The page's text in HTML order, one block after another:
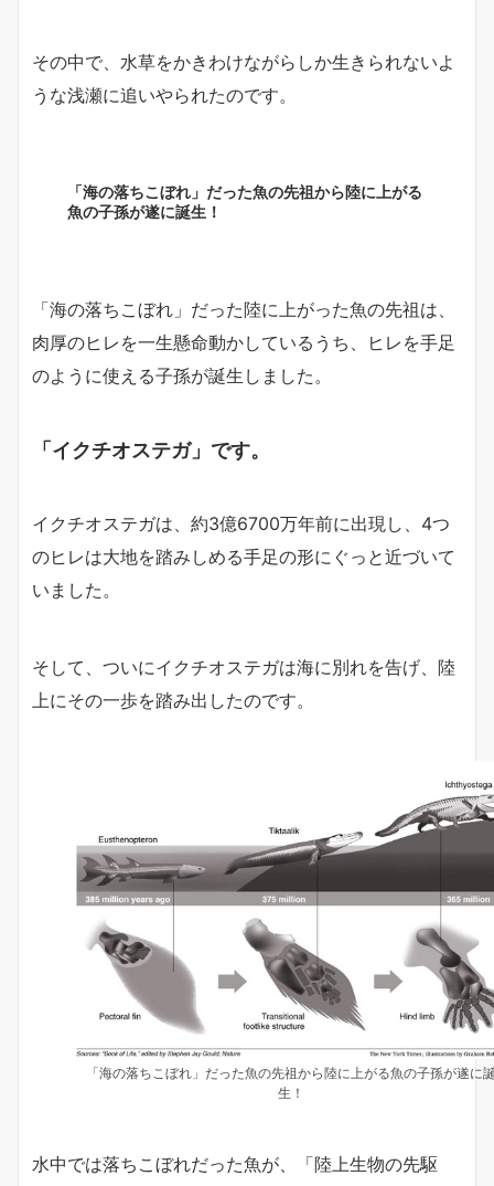
その中で、水草をかきわけながらしか生きられないよ
うな浅瀬に追いやられたのです。
「海の落ちこぼれ」だった魚の先祖から陸に上がる
魚の子孫が遂に誕生！
「海の落ちこぼれ」だった陸に上がった魚の先祖は、
肉厚のヒレを一生懸命動かしているうち、ヒレを手足
のように使える子孫が誕生しました。
「イクチオステガ」です。
イクチオステガは、約3億6700万年前に出現し、4つ
のヒレは大地を踏みしめる手足の形にぐっと近づいて
いました。
そして、ついにイクチオステガは海に別れを告げ、陸
上にその一歩を踏み出したのです。
「海の落ちこぼれ」だった魚の先祖から陸に上がる魚の子孫が遂に
生！
水中では落ちこぼれだった魚が、「陸上生物の先駆